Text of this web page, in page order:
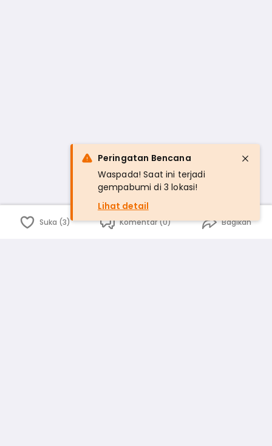
Suka (3) Komentar (0) Bagikan
Peringatan Bencana
Waspada! Saat ini terjadi
gempabumi di 3 lokasi!
Lihat detail